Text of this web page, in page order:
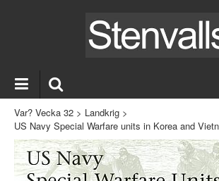
Var? Vecka 32 > Landkrig >
US Navy Special Warfare units in Korea and